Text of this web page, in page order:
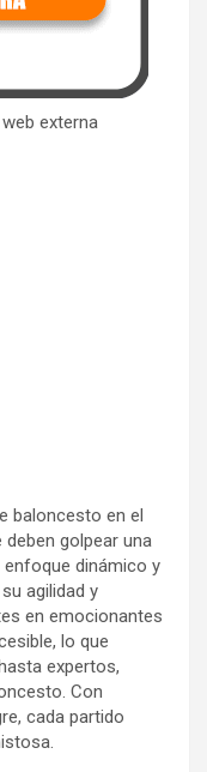
externa
baloncesto en el
golpear una
dinámico y
agilidad y
en emocionantes
lo que
expertos,
Con
cada partido